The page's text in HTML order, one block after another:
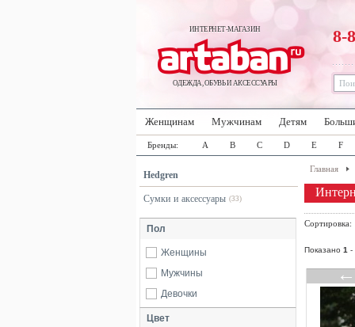
ИНТЕРНЕТ-МАГАЗИН
ОДЕЖДА, ОБУВЬ И АКСЕССУАРЫ
8-
Женщинам Мужчинам Детям
Бренды: A B C D E F
Hedgren
Сумки и аксессуары (33)
Пол
Женщины
Мужчины
Девочки
Цвет
Главная
Показано 1 -